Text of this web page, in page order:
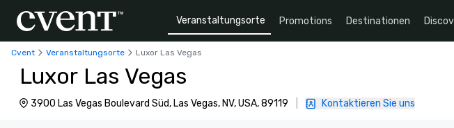
Veranstaltungsorte Promotions Destinationen
Cvent Veranstaltungsorte Luxor Las Vegas
Luxor Las Vegas
3900 Las Vegas Boulevard Süd, Las Vegas, NV, USA, 89119 Kontaktieren Sie uns